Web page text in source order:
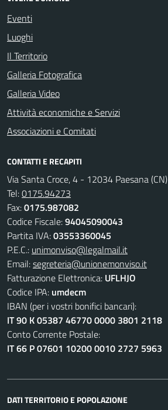
Eventi
Luoghi
Il Territorio
Galleria Fotografica
Galleria Video
Attività economiche e Servizi
Associazioni e Comitati
CONTATTI E RECAPITI
Via Santa Croce, 4 - 12034 Paesana (CN)
Tel:0175.94273
Fax:0175.987082
Codice Fiscale:94045090043
Partita IVA:03553360045
P.E.C.: unimonviso@legalmail.it
Email:segreteria@unionemonviso.it
Fatturazione Elettronica: UFLHJO
Codice IPA: umdecm
IBAN (per i vostri bonifici bancari):
IT 90 K 05387 46770 0000 3801 2118
Conto Corrente Postale:
IT 66 P 07601 10200 0010 2727 5963
DATI TERRITORIO E POPOLAZIONE